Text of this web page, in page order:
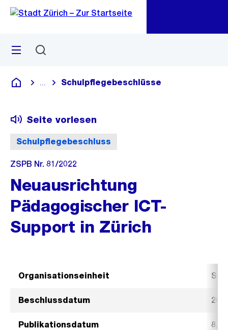
Navigation
Sprunglink
Menü
Deutsch
Blende alle Breadcrumbs ein
Schulpflegebeschlüsse
Schulpflegebeschluss
Seite vorlesen
ZSPB Nr. 81/2022
Neuausrichtung
Pädagogischer ICT-
Support in Zürich
Organisationseinheit
Beschlussdatum 20.
Publikationsdatum 8.